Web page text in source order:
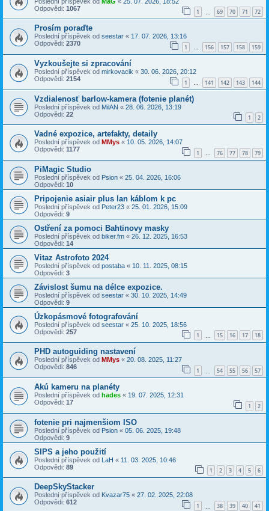
Odpovědi: 1067 1 69 70 71 72
Prosím poraďte
Poslední příspěvek od seestar « 17. 07. 2026, 13:16
Odpovědi: 2370 1 … 156 157 158 159
Vyzkoušejte si zpracování
Poslední příspěvek od mirkovacik « 30. 06. 2026, 20:12
Odpovědi: 2154 1 … 141 142 143 144
Vzdialenosť barlow-kamera (fotenie planét)
Poslední příspěvek od MilAN « 28. 06. 2026, 13:19
Odpovědi: 22 1 2
Vadné expozice, artefakty, detaily
Poslední příspěvek od MMys « 10. 05. 2026, 14:07
Odpovědi: 1177 1 … 76 77 78 79
PiMagic Studio
Poslední příspěvek od Psion « 25. 04. 2026, 16:06
Odpovědi: 10
Pripojenie asiair plus lan káblom k pc
Poslední příspěvek od Peter23 « 25. 01. 2026, 15:09
Odpovědi: 9
Ostření za pomoci Bahtinovy masky
Poslední příspěvek od biker.fm « 26. 12. 2025, 16:53
Odpovědi: 14
Vitaz Astrofoto 2024
Poslední příspěvek od postaba « 10. 11. 2025, 08:15
Odpovědi: 3
Závislost šumu na délce expozice.
Poslední příspěvek od seestar « 30. 10. 2025, 14:49
Odpovědi: 9
Úzkopásmové fotografování
Poslední příspěvek od seestar « 25. 10. 2025, 18:56
Odpovědi: 257 1 15 16 17 18
PHD autoguiding nastavení
Poslední příspěvek od MMys « 20. 08. 2025, 11:27
Odpovědi: 846 1 54 55 56 57
Akú kameru na planéty
Poslední příspěvek od hades « 19. 07. 2025, 12:31
Odpovědi: 17 1 2
fotenie pri najmenšiom ISO
Poslední příspěvek od Psion « 05. 06. 2025, 19:48
Odpovědi: 9
SIPS a jeho použití
Poslední příspěvek od LaH « 11. 03. 2025, 10:46
Odpovědi: 89 1 2 3 4 5 6
DeepSkyStacker
Poslední příspěvek od Kvazar75 « 27. 02. 2025, 22:08
Odpovědi: 612 1 38 39 40 41